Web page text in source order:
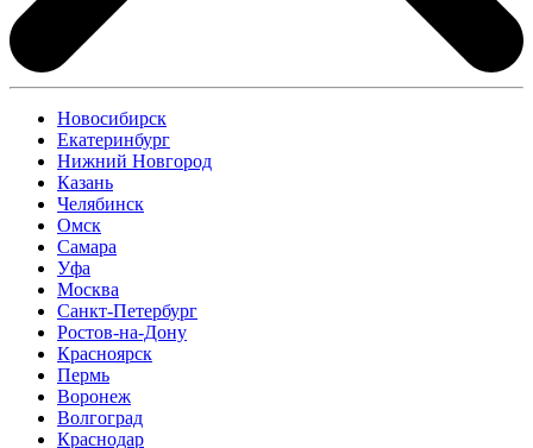
Новосибирск
Екатеринбург
Нижний Новгород
Казань
Челябинск
Омск
Самара
Уфа
Москва
Санкт-Петербург
Ростов-на-Дону
Красноярск
Пермь
Воронеж
Волгоград
Краснодар